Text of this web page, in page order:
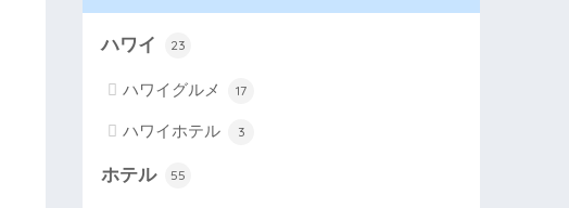
ハワイ 23
ハワイグルメ 17
ハワイホテル 3
ホテル 55